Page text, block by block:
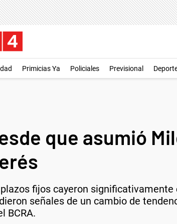
Primicias Ya Policiales Previsional
que asumió
fijos cayeron
señales de un cambio de
BCRA.